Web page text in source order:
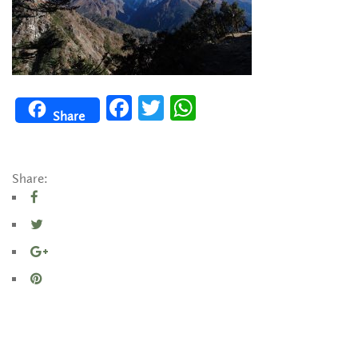
Share
FacebookTwitter
Share: